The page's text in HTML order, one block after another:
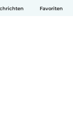
Favoriten